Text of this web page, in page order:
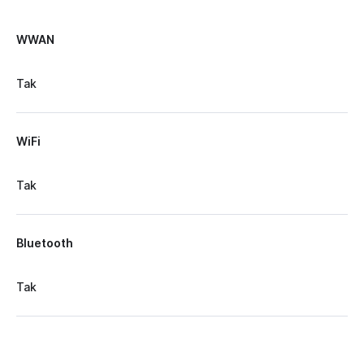
WWAN
Tak
WiFi
Tak
Bluetooth
Tak